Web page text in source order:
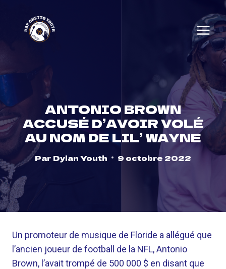
content
ANTONIO BROWN
ACCUSÉ D’AVOIR VOLÉ
AU NOM DE LIL’ WAYNE
Par Dylan Youth 9 octobre 2022
Un promoteur de musique de Floride a allégué que
l’ancien joueur de football de la NFL, Antonio
Brown, l’avait trompé de 500 000 $ en disant que